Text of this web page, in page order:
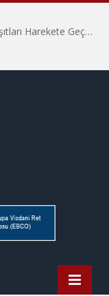
Hiroşima’nın 81. Yılında İtalyan Savaş Karşıtları Harekete Geçti: “Hatırlamak yeterli değil”